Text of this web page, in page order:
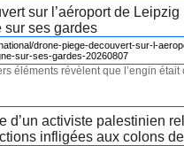
sur l’aéroport de Leipzig
sur ses gardes
éléments révèlent que l’engin était
d’un activiste palestinien
infligées aux colons